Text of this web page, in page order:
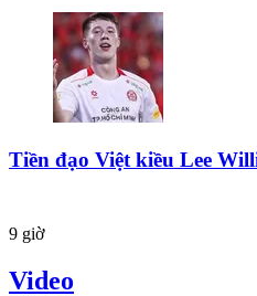
Tiền đạo Việt kiều Lee
9 giờ
Video